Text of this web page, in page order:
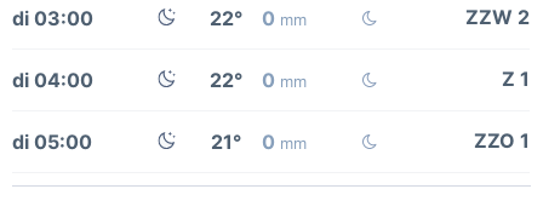
di 03:00 22° 0 mm ZZW 2
di 04:00 22° 0 mm Z 1
di 05:00 21° 0 mm ZZO 1